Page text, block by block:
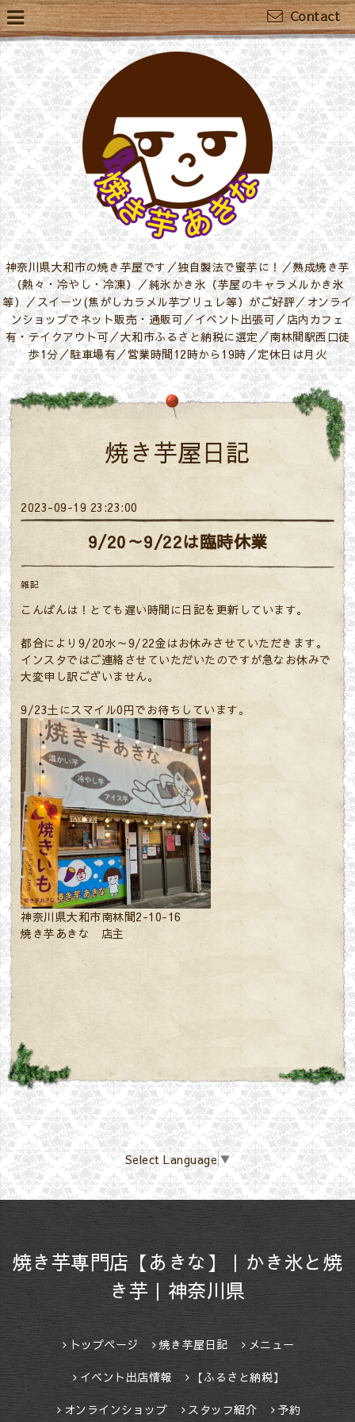
Contact
神奈川県大和市の焼き芋屋です／独自製法で蜜芋に！／熟成焼き芋
（熱々・冷やし・冷凍）／純氷かき氷（芋屋のキャラメルかき氷
等）／スイーツ(焦がしカラメル芋ブリュレ等）がご好評／オンライ
ンショップでネット販売・通販可／イベント出張可／店内カフェ
有・テイクアウト可／大和市ふるさと納税に選定／南林間駅西口徒
歩1分／駐車場有／営業時間12時から19時／定休日は月火
焼き芋屋日記
2023-09-19 23:23:00
9/20～9/22は臨時休業
雑記
こんばんは！とても遅い時間に日記を更新しています。
都合により9/20水～9/22金はお休みさせていただきます。
インスタではご連絡させていただいたのですが急なお休みで
大変申し訳ございません。
9/23土にスマイル0円でお待ちしています。
神奈川県大和市南林間2-10-16
焼き芋あきな 店主
Select Language ▼
焼き芋専門店【あきな】｜かき氷と焼
き芋｜神奈川県
トップページ 焼き芋屋日記 メニュー
イベント出店情報 【ふるさと納税】
オンラインショップ スタッフ紹介 予約